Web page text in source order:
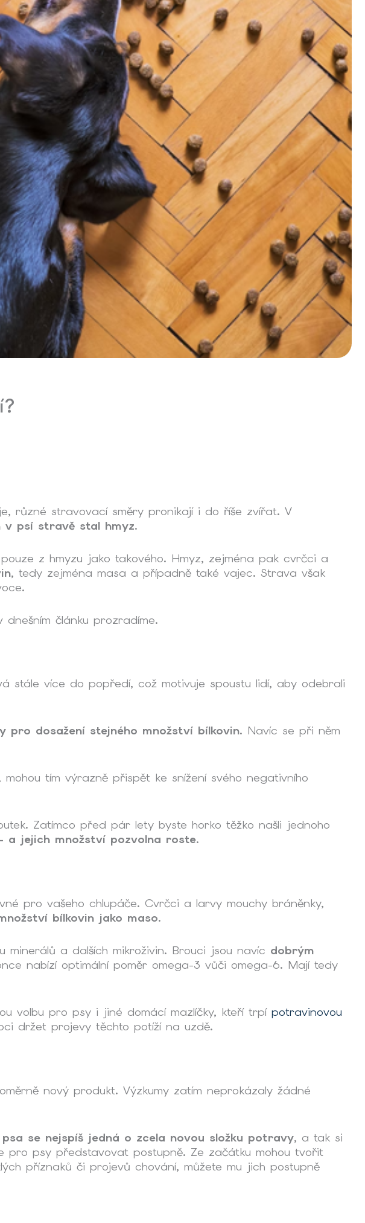
různé stravovací směry pronikají i do říše zvířat. V
v psí stravě stal hmyz.
z hmyzu jako takového. Hmyz, zejména pak cvrčci a
, tedy zejména masa a případně také vajec. Strava však
článku prozradíme.
stále více do popředí, což motivuje spoustu lidí, aby odebrali
pro dosažení stejného množství bílkovin. Navíc se při něm
mohou tím výrazně přispět ke snížení svého negativního
Zatímco před pár lety byste horko těžko našli jednoho
a jejich množství pozvolna roste.
pro vašeho chlupáče. Cvrčci a larvy mouchy bráněnky,
bílkovin jako maso.
a dalších mikroživin. Brouci jsou navíc dobrým
nabízí optimální poměr omega-3 vůči omega-6. Mají tedy
volbu pro psy i jiné domácí mazlíčky, kteří trpí potravinovou
držet projevy těchto potíží na uzdě.
nový produkt. Výzkumy zatím neprokázaly žádné
se nejspíš jedná o zcela novou složku potravy, a tak si
pro psy představovat postupně. Ze začátku mohou tvořit
příznaků či projevů chování, můžete mu jich postupně